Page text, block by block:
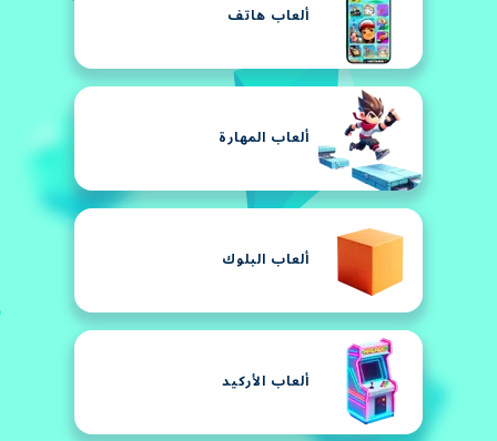
ألعاب هاتف
ألعاب المهارة
ألعاب البلوك
ألعاب الأركيد